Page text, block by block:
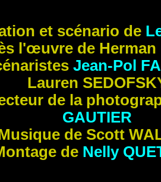
ion et scénario de
l'œuvre de Herman
aristes Jean-Pol
Lauren
de la
GAUTIER
de Scott
de Nelly